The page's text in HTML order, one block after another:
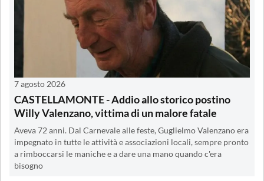
7 agosto 2026
CASTELLAMONTE - Addio allo storico postino
Willy Valenzano, vittima di un malore fatale
Aveva 72 anni. Dal Carnevale alle feste, Guglielmo Valenzano era
impegnato in tutte le attività e associazioni locali, sempre pronto
a rimboccarsi le maniche e a dare una mano quando c'era
bisogno